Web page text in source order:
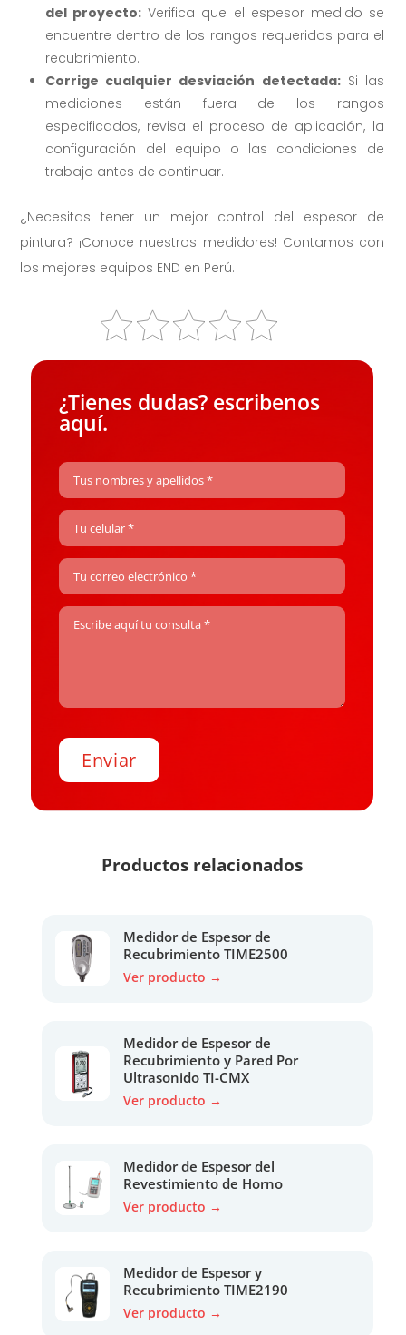
del proyecto: Verifica que el espesor medido se
encuentre dentro de los rangos requeridos para el
recubrimiento.
Corrige cualquier desviación detectada:Si las
mediciones están fuera de los rangos
especificados, revisa el proceso de aplicación, la
configuración del equipo o las condiciones de
trabajo antes de continuar.
¿Necesitas tener un mejor control del espesor de
pintura? ¡Conoce nuestros medidores! Contamos con
los mejores equipos END en Perú.
¿Tienes dudas? escribenos
aquí.
Productos relacionados
Medidor de Espesor de
Recubrimiento TIME2500
Ver producto →
Medidor de Espesor de
Recubrimiento y Pared Por
Ultrasonido TI-CMX
Ver producto →
Medidor de Espesor del
Revestimiento de Horno
Ver producto →
Medidor de Espesor y
Recubrimiento TIME2190
Ver producto →